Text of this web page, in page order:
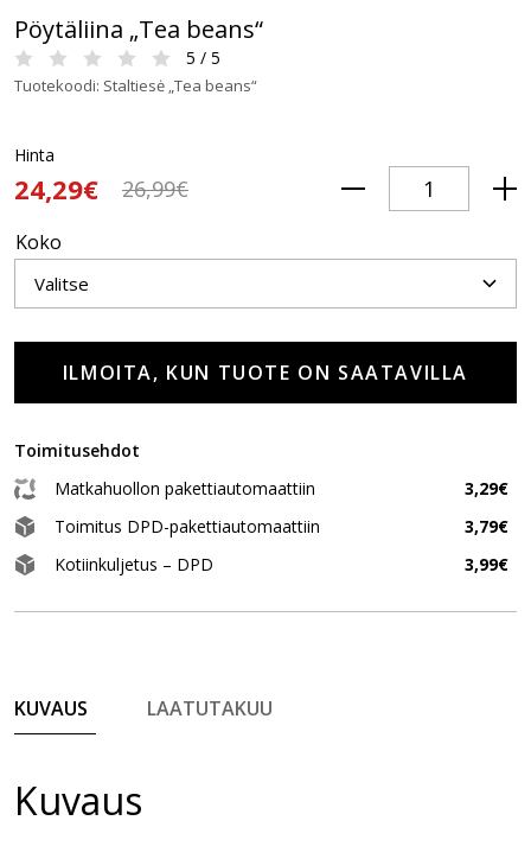
Pöytäliina „Tea beans“
5 / 5
Tuotekoodi: Staltiesė „Tea beans“
Hinta
24,29€ 26,99€
Koko
ILMOITA, KUN TUOTE ON SAATAVILLA
Toimitusehdot
Matkahuollon pakettiautomaattiin
3,29€
Toimitus DPD-pakettiautomaattiin
3,79€
Kotiinkuljetus – DPD
3,99€
KUVAUS LAATUTAKUU
Kuvaus